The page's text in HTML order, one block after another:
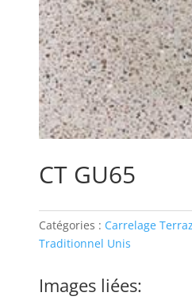
CT GU65
Catégories : Carrelage
Traditionnel Unis
Images liées: